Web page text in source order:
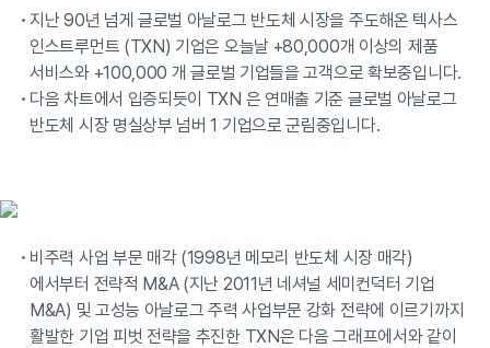
지난 90년 넘게 글로벌 아날로그 반도체 시장을 주도해온 텍사스
인스트루먼트 (TXN) 기업은 오늘날 +80,000개 이상의 제품
서비스와 +100,000 개 글로벌 기업들을 고객으로 확보중입니다.
다음 차트에서 입증되듯이 TXN 은 연매출 기준 글로벌 아날로그
반도체 시장 명실상부 넘버 1 기업으로 군림중입니다.
비주력 사업 부문 매각 (1998년 메모리 반도체 시장 매각)
에서부터 전략적 M&A (지난 2011년 네셔널 세미컨덕터 기업
M&A) 및 고성능 아날로그 주력 사업부문 강화 전략에 이르기까지
활발한 기업 피벗 전략을 추진한 TXN은 다음 그래프에서와 같이